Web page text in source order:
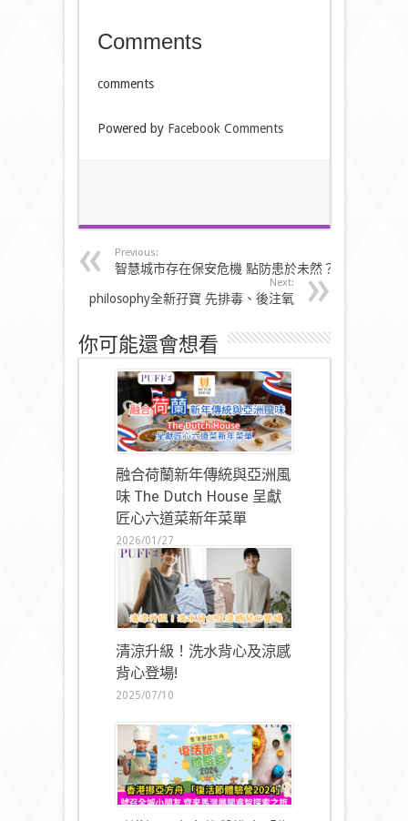
Comments
comments
Powered by Facebook Comments
Previous:
智慧城市存在保安危機 點防患於未然？
Next:
philosophy全新孖寶 先排毒、後注氧
你可能還會想看
融合荷蘭新年傳統與亞洲風
味 The Dutch House 呈獻
匠心六道菜新年菜單
2026/01/27
清涼升級！洗水背心及涼感
背心登場!
2025/07/10